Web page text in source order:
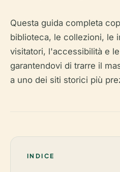
Questa guida completa
biblioteca, le collezioni, le
visitatori, l'accessibilità e
garantendovi di trarre il
a uno dei siti storici più
INDICE